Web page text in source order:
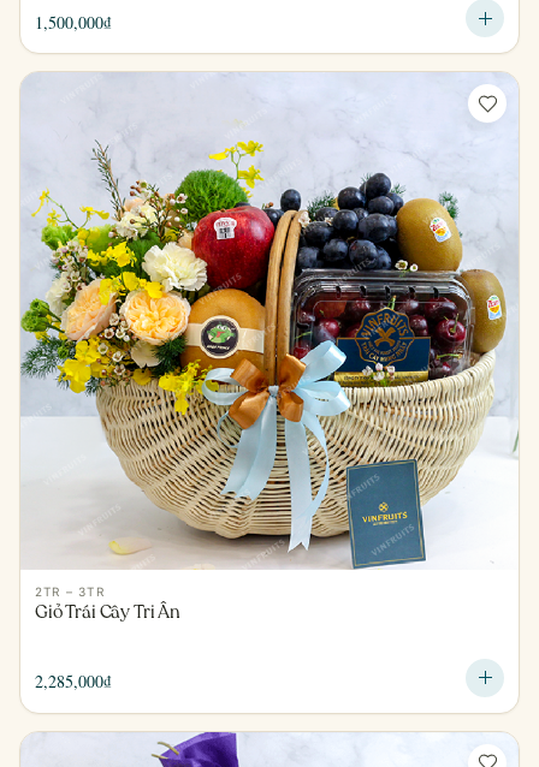
1,500,000₫
2TR – 3TR
Giỏ Trái Cây Tri Ân
2,285,000₫